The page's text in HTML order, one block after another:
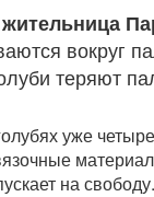
вокруг
теряют
уже
на свободу.